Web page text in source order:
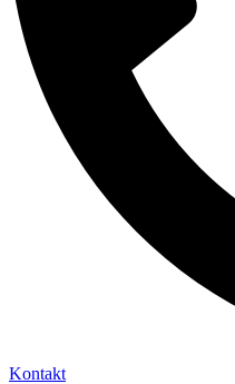
Kontakt